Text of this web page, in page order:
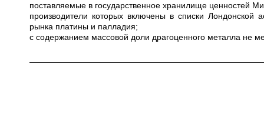
поставляемые в государственное хранилище ценностей
производители которых включены в списки Лондонской
рынка платины и палладия;
с содержанием массовой доли драгоценного металла не